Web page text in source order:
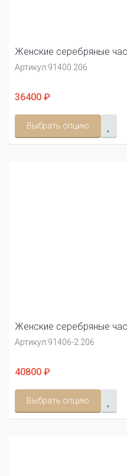
Женские серебряные
Артикул:91400.206
36400 ₽
Выбрать опцию
Женские серебряные
Артикул:91406-2.206
40800 ₽
Выбрать опцию